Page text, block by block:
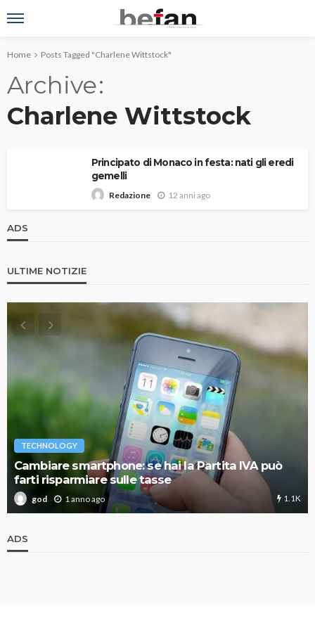
Home Posts Tagged "Charlene Wittstock"
Archive
Charlene Wittstock
Principato di Monaco in festa: nati gli eredi
gemelli
Redazione 12 anni ago
ADS
ULTIME NOTIZIE
TECHNOLOGY
Cambiare smartphone: se hai la Partita IVA può
farti risparmiare sulle tasse
god 1 anno ago 1.1K
ADS